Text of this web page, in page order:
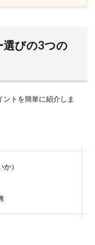
びの3つの
トを簡単に紹介しま
）